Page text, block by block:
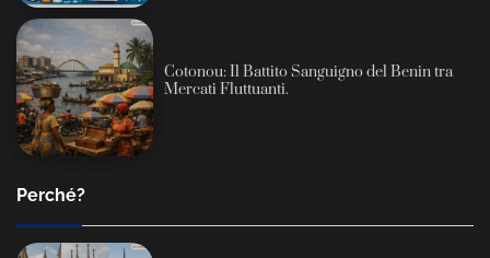
Cotonou: Il Battito Sanguigno del Benin tra
Mercati Fluttuanti.
Perché?